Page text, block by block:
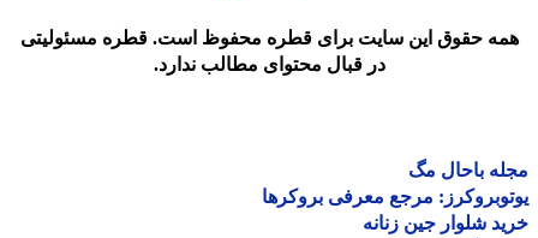
حقوق این سایت برای قطره محفوظ است. قطره مسئولیتی
در قبال محتوای مطالب ندارد.
باحال مگ
مرجع معرفی بروکرها
شلوار جین زنانه